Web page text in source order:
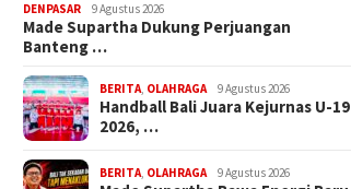
DENPASAR 9 Agustus 2026
Made Supartha Dukung Perjuangan
Banteng …
BERITA, OLAHRAGA 9 Agustus 2026
Handball Bali Juara Kejurnas U-19
2026, …
BERITA, OLAHRAGA 9 Agustus 2026